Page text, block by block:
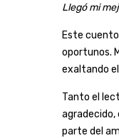
Llegó mi
Este
oportunos.
exaltando
Tanto el
agradecido,
parte del